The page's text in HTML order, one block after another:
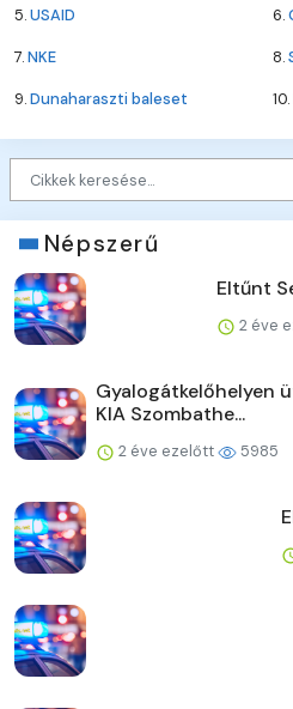
5.USAID 6.
7.NKE 8.
9.Dunaharaszti baleset 10.
Népszerű
Eltűnt
2 éve
Gyalogátkelőhelyen
KIA Szombathe...
2 éve ezelőtt 5985